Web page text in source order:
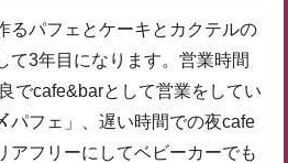
るパフェとケーキとカクテルの
て3年目になります。営業時間
でcafe&barとして営業をしてい
パフェ」、遅い時間での夜cafe
アフリーにしてベビーカーでも